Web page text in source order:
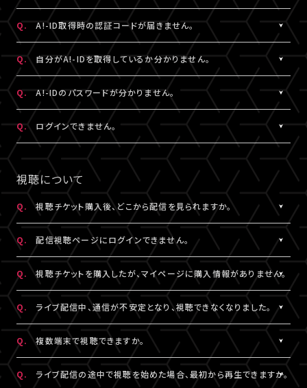
上記に当てはまらないエラーの場合は、お手数ですが、エラー時の
状態など詳細を記載のうえ、 こちらよりお問い合わせください。
え、会員登録を行ってください。
※A!-IDについては ［Q:A!-IDとは何ですか？］ をご参照ください。
A!-IDとは、アーティストにまつわる様々なサービスをご利用いただ
ける共通の会員ID（無料）です。
・「A!SMART」でグッズを購入されたことがある場合は、その際に
登録されたメールアドレスがA!-IDとなります。
・A!-IDが必要なファンクラブ会員の場合、そちらで登録・連携され
たメールアドレスがA!-IDとなります。
・A!-ID（メールアドレス）をお持ちでない方は、LIVESHIP会員登録
の過程で取得していただけます。
・お持ちのメールアドレスのA!-ID取得有無は、
より確認する
ことができます。
その他、A!-IDに関する詳細はこちらにてご確認ください。
Q. A!-ID取得時の認証コードが届きません。
ご入力いただいたメールアドレス宛に【@liveship.tokyo】ドメイ
ンから、認証コードをお知らせするメールを配信しております。
“迷惑メール”として自動振り分け・受信拒否されていないかご確
認ください。
※認証コードは発行より10分間有効です。
※未着の場合、改めて新規取得からお手続きください。
※複数回発行された場合は、一番新しい認証コードをご利用くだ
さい。
Q. 自分がA!-IDを取得しているか分かりません。
お持ちのメールアドレスのA!-ID取得有無は、こちら
より確認するこ
とができます。
※すでに「A!SMART」をご利用の方はA!-IDの取得が完了していま
す。ご利用のA!-ID（メールアドレス）とパスワードでログインくださ
い。
※A!-IDが必要なファンクラブ会員の場合、そちらで登録・連携され
たメールアドレスがA!-IDとなります。
Q. A!-IDのパスワードが分かりません。
パスワードをお忘れの場合は、こちら
よりパスワード再設定を行え
ます。
Q. ログインできません。
LIVESHIPにご登録のA!-ID（メールアドレス）とパスワードをご入
力ください。
※パスワードをお忘れの場合は、
こちら
よりパスワード再設定を行
えます。
▼以下もあわせてご確認ください。
1.ご登録のA!-ID（メールアドレス）とは別のメールアドレスをご利
用になっていませんか？
2.推奨環境からお試しいただいていますか？
ご利用の環境が推奨環境でない場合、正常にページ遷移ができな
い可能性がございます。推奨環境はこちら
よりご確認ください。
スマートフォン、タブレットをご利用の場合、LINEやメール等のアプ
リ内ブラウジングではなく、指定のブラウザ（iPhone・iPadの場合
は「Safari」、Androidの場合は「Chrome」）で当サービスをご利
視聴について
Q. 視聴チケット購入後、どこから配信を見られますか。
A.
LIVESHIPにてチケットを購入の場合、配信視聴ページにログイン
のうえ、ご視聴いただけます。
配信視聴ページは、各公演のチケット販売ページ、「マイページ」
内「チケット購入情報」よりアクセスいただけます。
※「決済完了のお知らせ」メールでもご案内しております。
※アーカイブ配信がある場合、同じページからご視聴いただけま
す。
※コンビニ決済にてお申込みをされている場合、お支払い（ご入
金）完了後にご視聴いただけます。
Q. 配信視聴ページにログインできません。
A.
配信視聴ページにログインいただくには視聴チケットをご購入さ
れたA!-ID（メールアドレス）と、ご自身で設定したパスワードをご入
力ください。
※パスワードをお忘れの場合は、 こちらよりパスワード再設定を行
えます。
▼以下もあわせてご確認ください。
1.ご登録のA!-ID（メールアドレス）とは別のメールアドレスをご利
Q. 視聴チケットを購入したが、マイページに購入情報がありません。
A.
視聴チケットをご購入されたA!-ID（メールアドレス）と、異なるA!-
ID（メールアドレス）でログインされている可能性がございます。
画面右上からログアウトしていただき、@以降が異なるなど、ご利
用されているメールアドレスをご確認のうえ、改めてログインをお
試しください。
※「決済完了のお知らせ」メールをお受取りいただいているA!-
Q. ライブ配信中、通信が不安定となり、視聴できなくなりました。
A.
本配信の視聴には高速・大容量のデータ通信が必要となります。
有線接続、もしくはWi-Fiのご利用を推奨いたします。お客様の視聴
環境に伴う閲覧の不具合に関しては、当サービスは一切の責任を
負いかねます。
Q. 複数端末で視聴できますか。
A.
チケット1枚につき1端末まで視聴可能となっております。
複数端末でのログインが検知された場合には、一方の端末がログ
Q. ライブ配信の途中で視聴を始めた場合、最初から再生できますか。